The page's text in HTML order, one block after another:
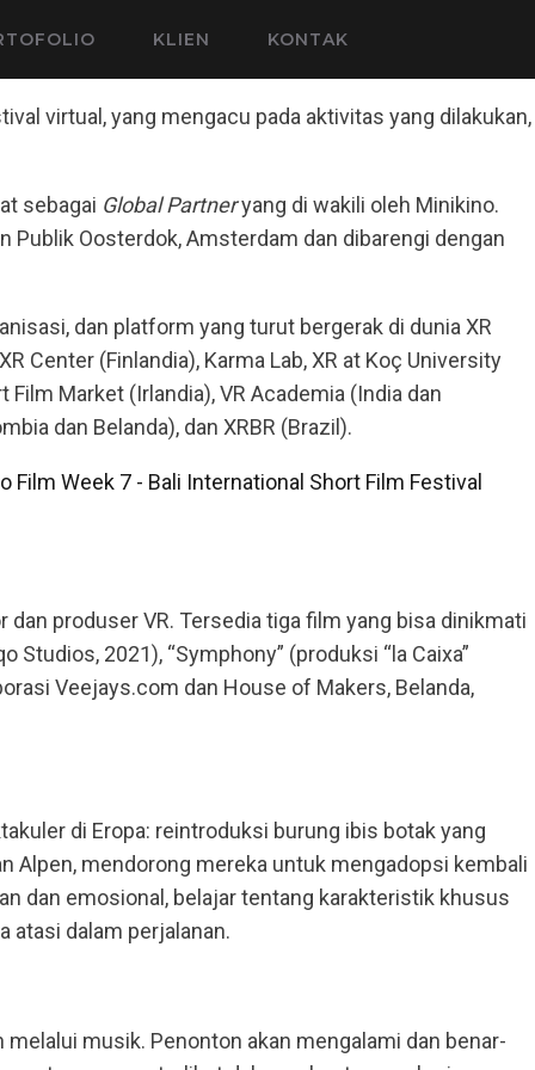
KLIEN KONTAK
virtual, yang mengacu pada aktivitas yang dilakukan,
sebagai Global Partneryang di wakili oleh Minikino.
Oosterdok, Amsterdam dan dibarengi dengan
dan platform yang turut bergerak di dunia XR
Center (Finlandia), Karma Lab, XR at Koç University
Market (Irlandia), VR Academia (India dan
dan Belanda), dan XRBR (Brazil).
Film Week 7 - Bali International Short Film Festival
produser VR. Tersedia tiga film yang bisa dinikmati
Studios, 2021), “Symphony” (produksi “la Caixa”
Veejays.com dan House of Makers, Belanda,
di Eropa: reintroduksi burung ibis botak yang
Alpen, mendorong mereka untuk mengadopsi kembali
dan emosional, belajar tentang karakteristik khusus
atasi dalam perjalanan.
musik. Penonton akan mengalami dan benar-